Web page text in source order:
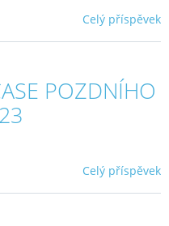
Celý příspěvek
POZDNÍHO
Celý příspěvek